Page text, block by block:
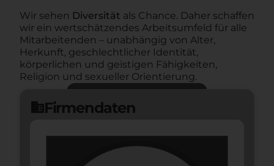
Wir sehen Diversität als Chance. Daher schaffen
wir ein wertschätzendes Arbeitsumfeld für alle
Mitarbeitenden – unabhängig von Alter,
Herkunft, geschlechtlicher Identität,
körperlichen und geistigen Fähigkeiten,
Religion und sexueller Orientierung.
domainFirmendaten